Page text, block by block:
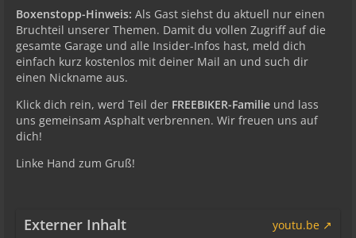
Boxenstopp-Hinweis: Als Gast siehst du aktuell nur einen
Bruchteil unserer Themen. Damit du vollen Zugriff auf die
gesamte Garage und alle Insider-Infos hast, meld dich
einfach kurz kostenlos mit deiner Mail an und such dir
einen Nickname aus.
Klick dich rein, werd Teil der FREEBIKER-Familie und lass
uns gemeinsam Asphalt verbrennen. Wir freuen uns auf
dich!
Linke Hand zum Gruß!
Externer Inhalt
youtu.be